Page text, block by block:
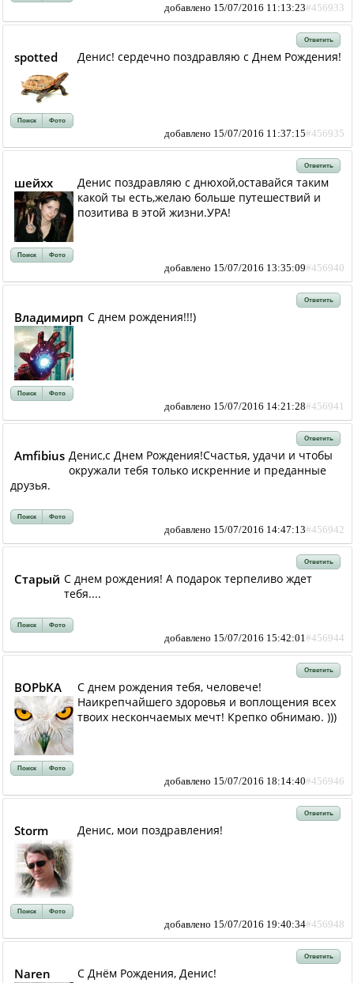
добавлено 15/07/2016 11:13:23#456933
Ответить
spotted Денис! сердечно поздравляю с Днем Рождения!
Поиск Фото
добавлено 15/07/2016 11:37:15#456935
Ответить
шейхх
Денис поздравляю с днюхой,оставайся таким
какой ты есть,желаю больше путешествий и
позитива в этой жизни.УРА!
Поиск Фото
добавлено 15/07/2016 13:35:09#456940
Ответить
Владимирп С днем рождения!!!)
Поиск Фото
добавлено 15/07/2016 14:21:28#456941
Ответить
Amfibius Денис,с Днем Рождения!Счастья, удачи и чтобы
окружали тебя только искренние и преданные
друзья.
Поиск Фото
добавлено 15/07/2016 14:47:13#456942
Ответить
Старый С днем рождения! А подарок терпеливо ждет
тебя....
Поиск Фото
добавлено 15/07/2016 15:42:01 #456944
Ответить
BOPbKA
С днем рождения тебя, человече!
Наикрепчайшего здоровья и воплощения всех
твоих нескончаемых мечт! Крепко обнимаю. )))
Поиск Фото
добавлено 15/07/2016 18:14:40#456946
Ответить
Storm Денис, мои поздравления!
Поиск Фото
добавлено 15/07/2016 19:40:34#456948
Ответить
Naren
С Днём Рождения, Денис!